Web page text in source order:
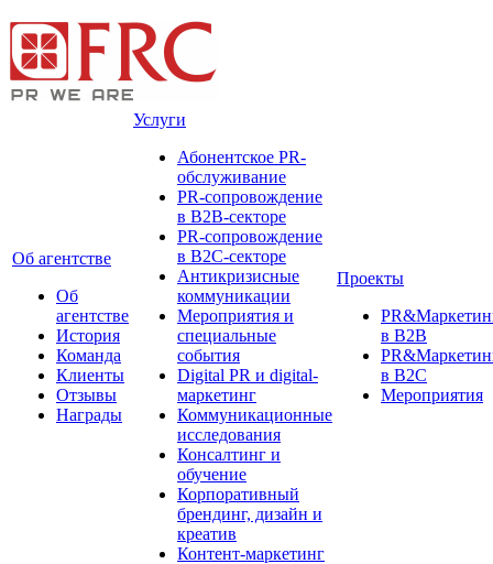
Об агентстве
Об
агентстве
История
Команда
Клиенты
Отзывы
Награды
Услуги
Абонентское PR-
обслуживание
PR-сопровождение
в B2B-секторе
PR-сопровождение
в B2С-секторе
Антикризисные
коммуникации
Мероприятия и
специальные
события
Digital PR и digital-
маркетинг
Коммуникационные
исследования
Консалтинг и
обучение
Корпоративный
брендинг, дизайн и
креатив
Контент-маркетинг
Проекты
в B2B
в B2C
Мероприятия